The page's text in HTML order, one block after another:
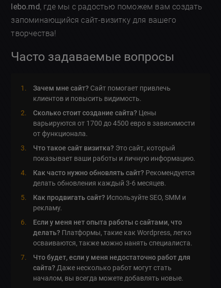
lebo.md, где мы с радостью поможем вам создать
запоминающийся сайт-визитку для вашего
творчества!
Часто задаваемые вопросы
Зачем мне сайт? Сайт помогает привлечь
клиентов и повысить видимость.
Сколько стоит создание сайта? Цены
варьируются от 1700 до 4500 евро в зависимости
от функционала.
Что такое сайт визитка? Это сайт, который
показывает ваши работы и личную информацию.
Как часто нужно обновлять сайт? Рекомендуется
делать обновления каждый 3-6 месяцев.
Как продвигать сайт? Используйте SEO, SMM и
рекламу.
Если у меня нет опыта работы с сайтами, что
делать? Платформы, такие как Wordpress, легко
осваиваются, также можно нанять специалиста.
Что будет, если у меня недостаточно работ для
сайта? Даже несколько работ могут стать
началом, вы всегда можете добавлять новые.